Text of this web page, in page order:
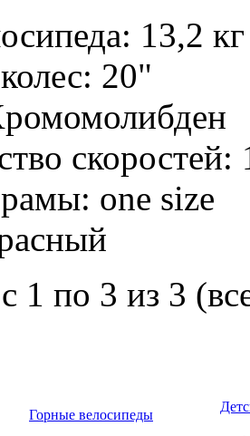
13,2 кг
20"
скоростей:
one size
1 по 3 из 3
Горные велосипеды